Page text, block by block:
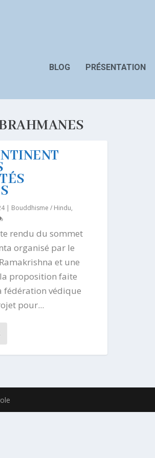
BLOG PRÉSENTATION
| Bouddhisme / Hindu,
rendu du sommet
organisé par le
et une
proposition faite
fédération védique
pour...